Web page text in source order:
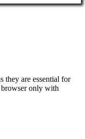
they are essential for
browser only with